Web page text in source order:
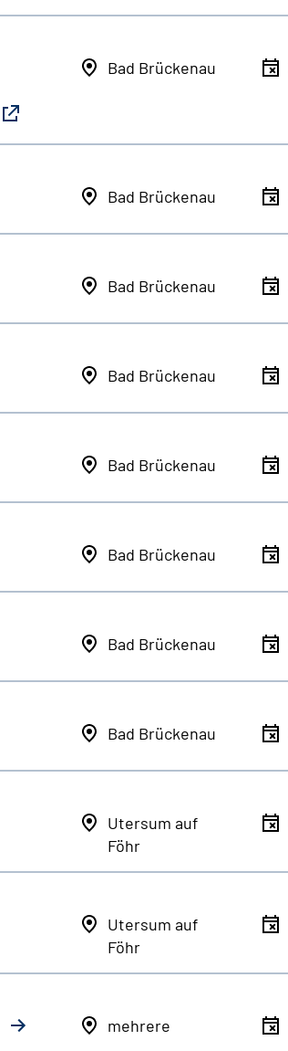
Bad Brückenau
Bad Brückenau
Bad Brückenau
Bad Brückenau
Bad Brückenau
Bad Brückenau
Bad Brückenau
Bad Brückenau
Utersum auf
Föhr
Utersum auf
Föhr
mehrere